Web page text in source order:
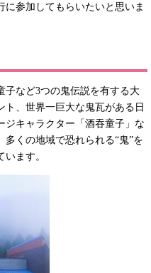
参加してもらいたいと思いま
子など3つの鬼伝説を有する大
、世界一巨大な鬼瓦がある日
ジキャラクター「酒吞童子」な
くの地域で恐れられる“鬼”を
ます。